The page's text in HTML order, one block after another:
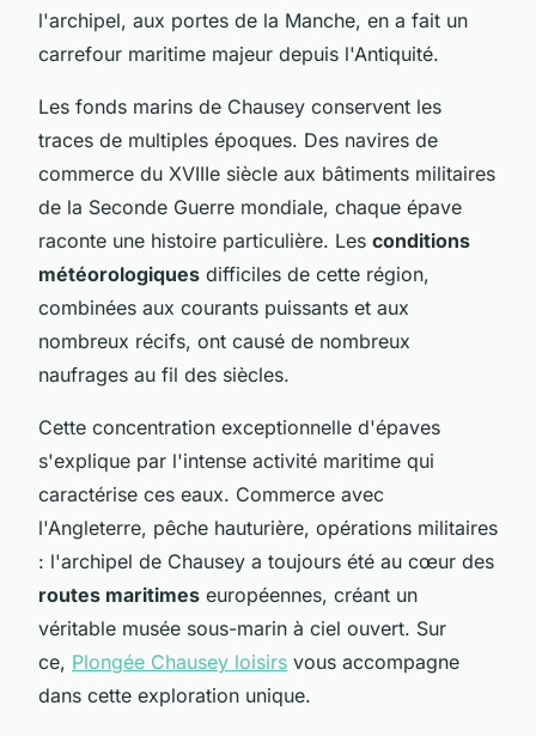
l'archipel, aux portes de la Manche, en a fait un
carrefour maritime majeur depuis l'Antiquité.
Les fonds marins de Chausey conservent les
traces de multiples époques. Des navires de
commerce du XVIIIe siècle aux bâtiments militaires
de la Seconde Guerre mondiale, chaque épave
raconte une histoire particulière. Les conditions
météorologiques difficiles de cette région,
combinées aux courants puissants et aux
nombreux récifs, ont causé de nombreux
naufrages au fil des siècles.
Cette concentration exceptionnelle d'épaves
s'explique par l'intense activité maritime qui
caractérise ces eaux. Commerce avec
l'Angleterre, pêche hauturière, opérations militaires
: l'archipel de Chausey a toujours été au cœur des
routes maritimes européennes, créant un
véritable musée sous-marin à ciel ouvert. Sur
ce, Plongée Chausey loisirs vous accompagne
dans cette exploration unique.